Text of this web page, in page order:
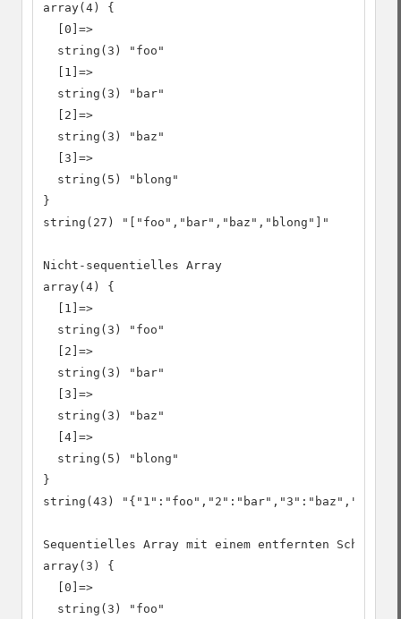
array(4) {
  [0]=>
  string(3) "foo"
  [1]=>
  string(3) "bar"
  [2]=>
  string(3) "baz"
  [3]=>
  string(5) "blong"
}
string(27) "["foo","bar","baz","blong"]"
Nicht-sequentielles Array
array(4) {
  [1]=>
  string(3) "foo"
  [2]=>
  string(3) "bar"
  [3]=>
  string(3) "baz"
  [4]=>
  string(5) "blong"
}
string(43)
Sequentielles Array mit einem entfernten Schlüssel
array(3) {
  [0]=>
  string(3) "foo"